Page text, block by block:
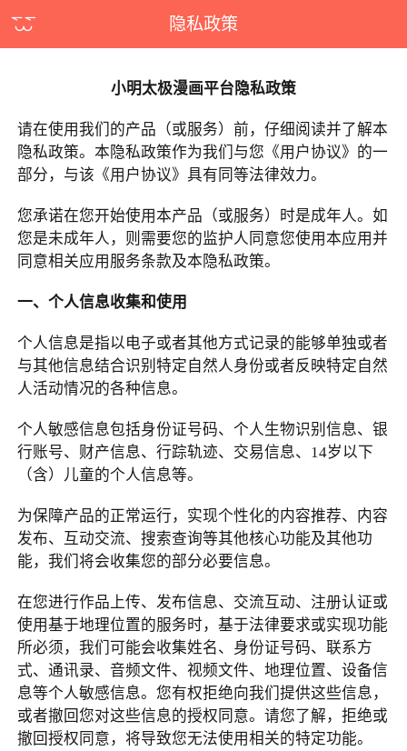
隐私政策
小明太极漫画平台隐私政策
请在使用我们的产品（或服务）前，仔细阅读并了解本
隐私政策。本隐私政策作为我们与您《用户协议》的一
部分，与该《用户协议》具有同等法律效力。
您承诺在您开始使用本产品（或服务）时是成年人。如
您是未成年人，则需要您的监护人同意您使用本应用并
同意相关应用服务条款及本隐私政策。
一、个人信息收集和使用
个人信息是指以电子或者其他方式记录的能够单独或者
与其他信息结合识别特定自然人身份或者反映特定自然
人活动情况的各种信息。
个人敏感信息包括身份证号码、个人生物识别信息、银
行账号、财产信息、行踪轨迹、交易信息、 14岁以下
（含）儿童的个人信息等。
为保障产品的正常运行，实现个性化的内容推荐、内容
发布、互动交流、搜索查询等其他核心功能及其他功
能，我们将会收集您的部分必要信息。
在您进行作品上传、发布信息、交流互动、注册认证或
使用基于地理位置的服务时，基于法律要求或实现功能
所必须，我们可能会收集姓名、身份证号码、联系方
式、通讯录、音频文件、视频文件、地理位置、设备信
息等个人敏感信息。您有权拒绝向我们提供这些信息，
或者撤回您对这些信息的授权同意。请您了解，拒绝或
撤回授权同意，将导致您无法使用相关的特定功能。